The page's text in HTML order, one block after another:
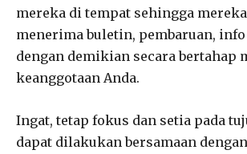
mereka di tempat sehingga
menerima buletin, pembaruan, info
dengan demikian secara bertahap
keanggotaan Anda.
Ingat, tetap fokus dan setia pada
dapat dilakukan bersamaan